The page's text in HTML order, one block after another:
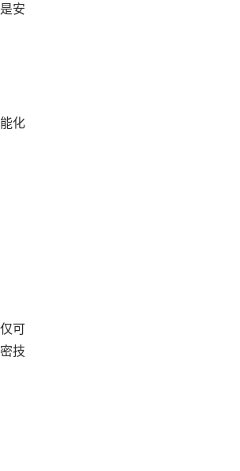
安
化
可
技